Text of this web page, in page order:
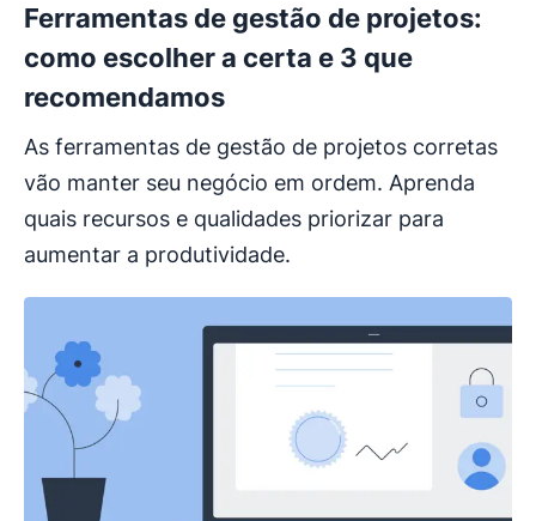
Ferramentas de gestão de projetos:
como escolher a certa e 3 que
recomendamos
As ferramentas de gestão de projetos corretas
vão manter seu negócio em ordem. Aprenda
quais recursos e qualidades priorizar para
aumentar a produtividade.